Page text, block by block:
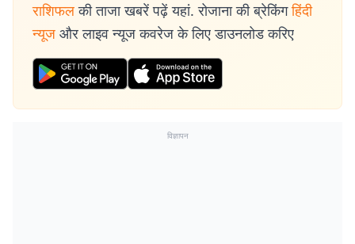
राशिफल की ताजा खबरें पढ़ें यहां. रोजाना की ब्रेकिंग हिंदी
न्यूज और लाइव न्यूज कवरेज के लिए डाउनलोड करिए
विज्ञापन